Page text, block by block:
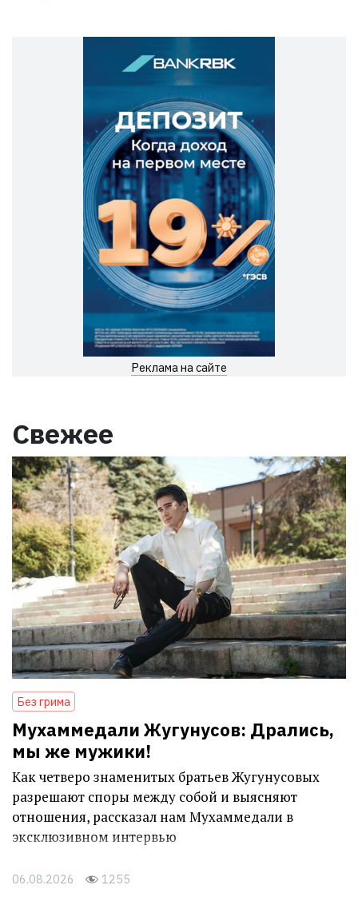
Реклама на сайте
Свежее
Без грима
Мухаммедали Жугунусов: Дрались,
мы же мужики!
Как четверо знаменитых братьев Жугунусовых
разрешают споры между собой и выясняют
отношения, рассказал нам Мухаммедали в
эксклюзивном интервью
06.08.2026 1255